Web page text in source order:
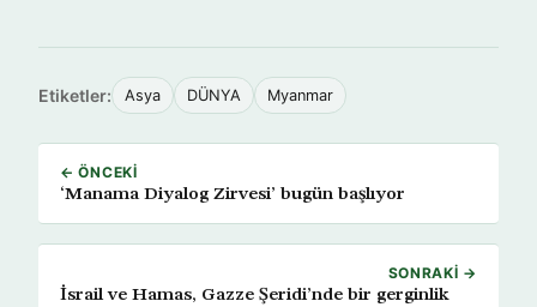
Etiketler: Asya DÜNYA Myanmar
← ÖNCEKI
‘Manama Diyalog Zirvesi’ bugün başlıyor
SONRAKI →
İsrail ve Hamas, Gazze Şeridi’nde bir gerginlik